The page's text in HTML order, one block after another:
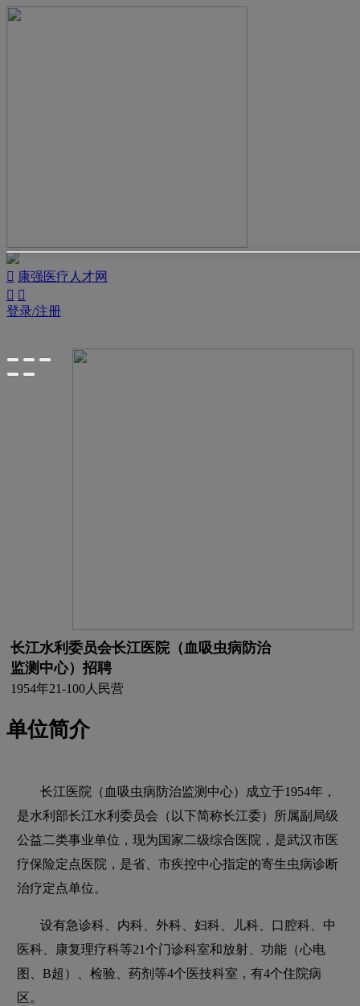
 康强医疗人才网
 
登录/注册
长江水利委员会长江医院（血吸虫病防治
监测中心）招聘
1954年21-100人 民营
单位简介
长江医院（血吸虫病防治监测中心）成立于1954年，
是水利部长江水利委员会（以下简称长江委）所属副局级
公益二类事业单位，现为国家二级综合医院，是武汉市医
疗保险定点医院，是省、市疾控中心指定的寄生虫病诊断
治疗定点单位。
设有急诊科、内科、外科、妇科、儿科、口腔科、中
医科、康复理疗科等21个门诊科室和放射、功能（心电
图、B超）、检验、药剂等4个医技科室，有4个住院病
区。